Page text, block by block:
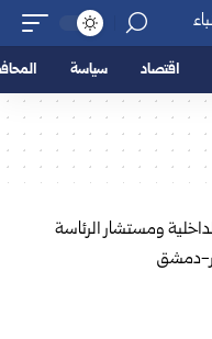
اقتصاد سياسة